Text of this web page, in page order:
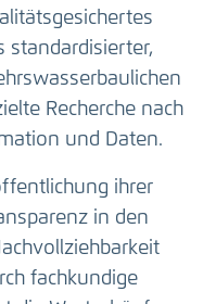
standardisierter,
Recherche nach
und Daten.
ihrer
in den
fachkundige